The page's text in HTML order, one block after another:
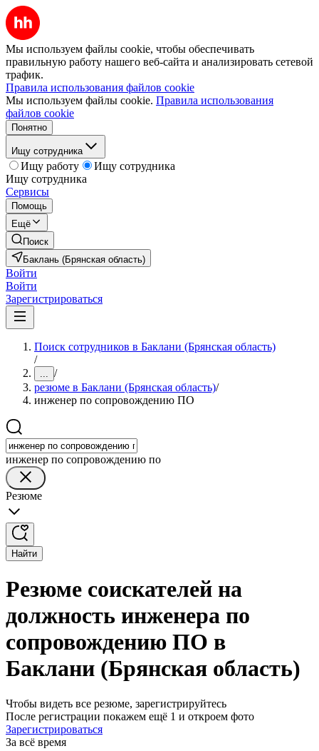
Мы используем файлы cookie, чтобы обеспечивать
правильную работу нашего веб-сайта и анализировать сетевой
трафик.
Правила использования файлов cookie
Мы используем файлы cookie. Правила использования
файлов cookie
Понятно
Ищу сотрудника
Ищу работу
Ищу сотрудника
Ищу сотрудника
Сервисы
Помощь
Ещё
Поиск
Баклань (Брянская область)
Войти
Войти
Зарегистрироваться
Поиск сотрудников в Баклани (Брянская область)
/
... /
резюме в Баклани (Брянская область)/
инженер по сопровождению ПО
инженер по сопровождению по
Резюме
Найти
Резюме соискателей на
должность инженера по
сопровождению ПО в
Баклани (Брянская область)
Чтобы видеть все резюме, зарегистрируйтесь
После регистрации покажем ещё 1 и откроем фото
Зарегистрироваться
За всё время